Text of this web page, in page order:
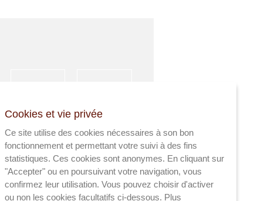
HÉBERGEMENT
ACTIVITÉS
SPORTIVES
SANTÉ AGRICULTEURS
Cookies et vie privée
Ce site utilise des cookies nécessaires à son bon
fonctionnement et permettant votre suivi à des fins
statistiques. Ces cookies sont anonymes. En cliquant sur
"Accepter" ou en poursuivant votre navigation, vous
confirmez leur utilisation. Vous pouvez choisir d'activer
ou non les cookies facultatifs ci-dessous. Plus